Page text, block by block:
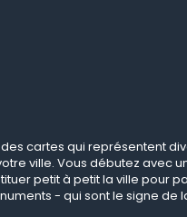
cartes qui représentent
ville. Vous débutez avec
petit à petit la ville pour
- qui sont le signe de